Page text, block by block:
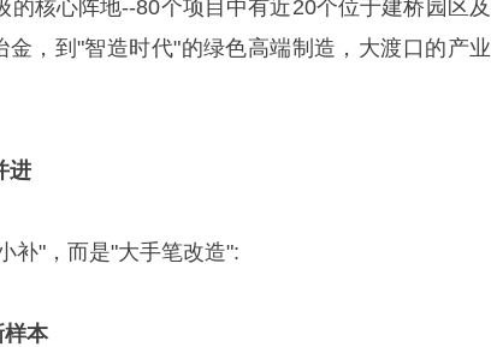
核心阵地--80个项目中有近20个位于建桥园区及
，到"智造时代"的绿色高端制造，大渡口的产业
进
补"，而是"大手笔改造":
样本